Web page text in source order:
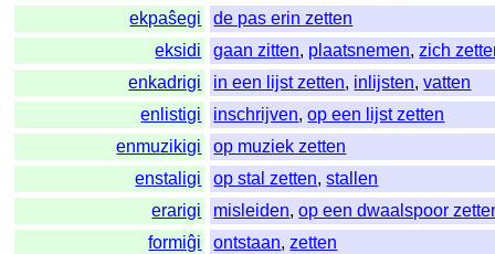
ekpaŝegi
de pas erin zetten
eksidi
gaan zitten, plaatsnemen,zich
enkadrigi
in een lijst zetten, inlijsten,vatten
enlistigi
inschrijven,op een lijst zetten
enmuzikigi
op muziek zetten
enstaligi
op stal zetten,stallen
erarigi
misleiden,op een dwaalspoor
formiĝi
ontstaan,zetten